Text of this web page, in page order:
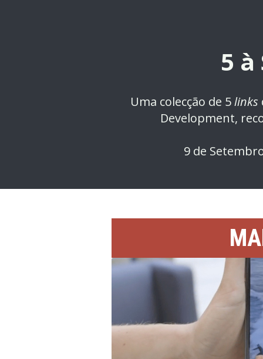
5 à
Uma colecção de 5links
Development,
9 de